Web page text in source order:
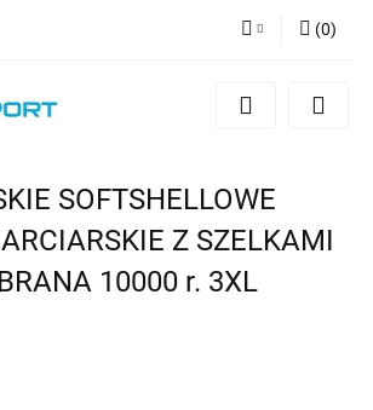
Zaloguj się
(0)
SOFTSHELLOWE
Z SZELKAMI
10000 r. 3XL